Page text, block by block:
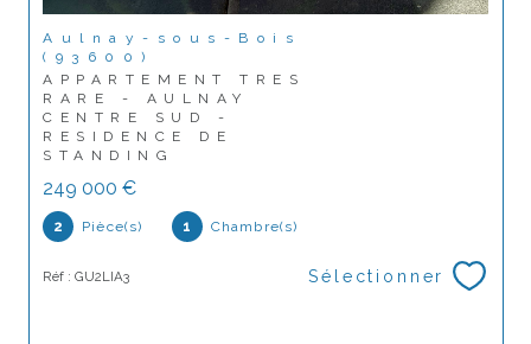
Aulnay-sous-Bois
(93600)
APPARTEMENT TRES
RARE - AULNAY
CENTRE SUD -
RESIDENCE DE
STANDING
249 000 €
2 Pièce(s) 1 Chambre(s)
Réf : GU2LIA3 Sélectionner